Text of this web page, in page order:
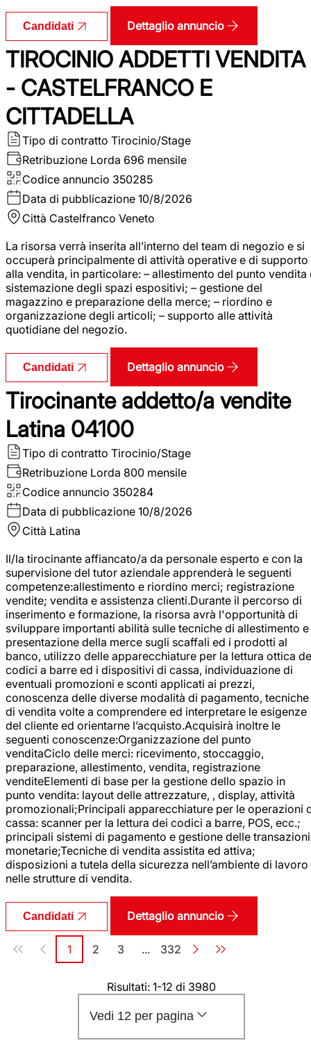
Candidati Dettaglio annuncio
TIROCINIO ADDETTI VENDITA
- CASTELFRANCO E
CITTADELLA
Tipo di contratto Tirocinio/Stage
Retribuzione Lorda 696 mensile
Codice annuncio 350285
Data di pubblicazione 10/8/2026
Città Castelfranco Veneto
La risorsa verrà inserita all’interno del team di negozio e si
occuperà principalmente di attività operative e di supporto
alla vendita, in particolare: – allestimento del punto vendita
sistemazione degli spazi espositivi; – gestione del
magazzino e preparazione della merce; – riordino e
organizzazione degli articoli; – supporto alle attività
quotidiane del negozio.
Candidati Dettaglio annuncio
Tirocinante addetto/a vendite
Latina 04100
Tipo di contratto Tirocinio/Stage
Retribuzione Lorda 800 mensile
Codice annuncio 350284
Data di pubblicazione 10/8/2026
Città Latina
Il/la tirocinante affiancato/a da personale esperto e con la
supervisione del tutor aziendale apprenderà le seguenti
competenze:allestimento e riordino merci; registrazione
vendite; vendita e assistenza clienti.Durante il percorso di
inserimento e formazione, la risorsa avrà l'opportunità di
sviluppare importanti abilità sulle tecniche di allestimento e
presentazione della merce sugli scaffali ed i prodotti al
banco, utilizzo delle apparecchiature per la lettura ottica
codici a barre ed i dispositivi di cassa, individuazione di
eventuali promozioni e sconti applicati ai prezzi,
conoscenza delle diverse modalità di pagamento, tecniche
di vendita volte a comprendere ed interpretare le esigenze
del cliente ed orientarne l’acquisto.Acquisirà inoltre le
seguenti conoscenze:Organizzazione del punto
venditaCiclo delle merci: ricevimento, stoccaggio,
preparazione, allestimento, vendita, registrazione
venditeElementi di base per la gestione dello spazio in
punto vendita: layout delle attrezzature, , display, attività
promozionali;Principali apparecchiature per le operazioni
cassa: scanner per la lettura dei codici a barre, POS, ecc.;
principali sistemi di pagamento e gestione delle transazioni
monetarie;Tecniche di vendita assistita ed attiva;
disposizioni a tutela della sicurezza nell’ambiente di lavoro
nelle strutture di vendita.
Candidati Dettaglio annuncio
Paginazione
Pagina
1 Pagina
2 Pagina
3 ... Pagina
332
Risultati: 1-12 di 3980
Vedi 12 per pagina